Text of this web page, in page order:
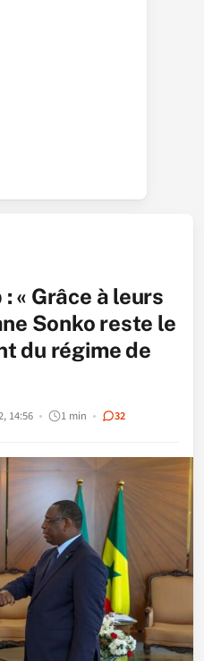
« Grâce à leurs
Sonko reste le
du régime de
14:56 1 min 32